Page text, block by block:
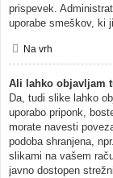
prispevek.
uporabe smeškov, ki
Na vrh
Ali lahko objavljam
Da, tudi slike lahko
uporabo priponk,
morate navesti
podoba shranjena,
slikami na vašem
javno dostopen